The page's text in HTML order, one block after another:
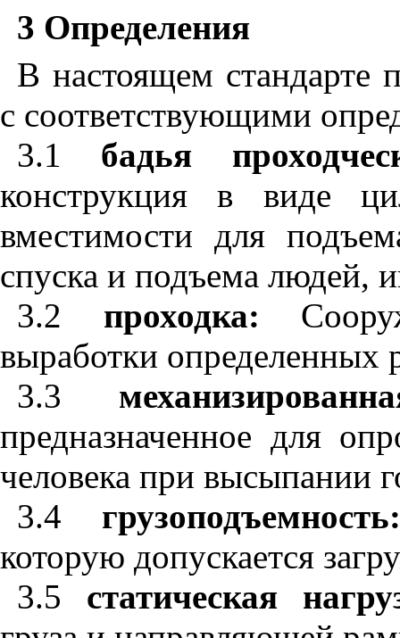
3 Определения
В настоящем
с соответствующими
3.1 бадья
конструкция в виде
вместимости для
спуска и подъема людей,
3.2 проходка:
выработки определенных
3.3
предназначенное для
человека при высыпании
3.4
которую допускается
3.5 статическая